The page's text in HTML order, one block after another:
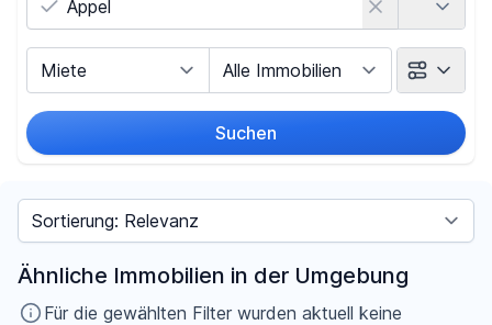
Suchen
Preis
Sortieren nach
Ähnliche Immobilien in der Umgebung
Für die gewählten Filter wurden aktuell keine